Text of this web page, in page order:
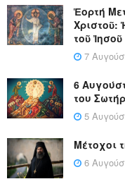
Ἑορτή
Χριστοῦ:
τοῦ Ἰησοῦ
7
6
του
5
Μέτοχοι
6